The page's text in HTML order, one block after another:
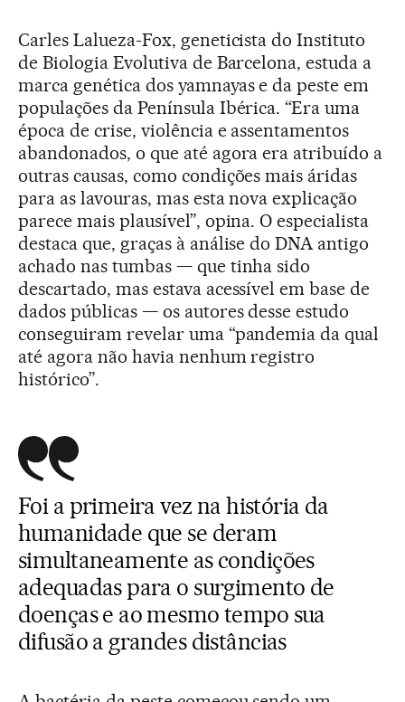
Carles Lalueza-Fox, geneticista do Instituto
de Biologia Evolutiva de Barcelona, estuda a
marca genética dos yamnayas e da peste em
populações da Península Ibérica. “Era uma
época de crise, violência e assentamentos
abandonados, o que até agora era atribuído a
outras causas, como condições mais áridas
para as lavouras, mas esta nova explicação
parece mais plausível”, opina. O especialista
destaca que, graças à análise do DNA antigo
achado nas tumbas — que tinha sido
descartado, mas estava acessível em base de
dados públicas — os autores desse estudo
conseguiram revelar uma “pandemia da qual
até agora não havia nenhum registro
histórico”.
Foi a primeira vez na história da
humanidade que se deram
simultaneamente as condições
adequadas para o surgimento de
doenças e ao mesmo tempo sua
difusão a grandes distâncias